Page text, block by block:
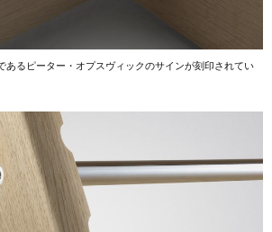
あるピーター・オプスヴィックのサインが刻印されてい